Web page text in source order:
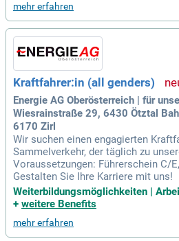
mehr erfahren
Kraftfahrer:in (all genders)
Energie AG Oberösterreich | für
Wiesrainstraße 29, 6430 Ötztal
6170 Zirl
Wir suchen einen engagierten
Sammelverkehr, der täglich zu
Voraussetzungen: Führerschein C/
Gestalten Sie Ihre Karriere mit uns!
Weiterbildungsmöglichkeiten |
+ weitere Benefits
mehr erfahren